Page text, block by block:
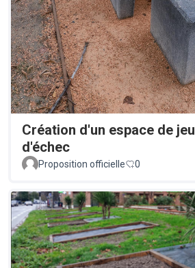
Création d'un espace de jeu
d'échec
Proposition officielle 0